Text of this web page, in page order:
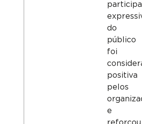
do
público
foi
positiva
pelos
e